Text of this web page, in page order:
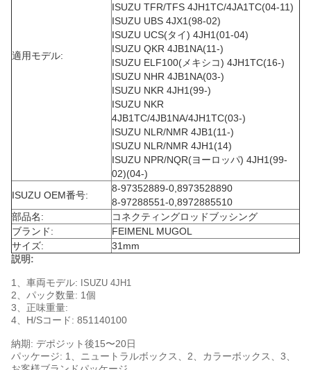
適用モデル:
ISUZU TFR/TFS 4JH1TC/4JA1TC(04-11)
ISUZU UBS 4JX1(98-02)
ISUZU UCS(タイ) 4JH1(01-04)
ISUZU QKR 4JB1NA(11-)
ISUZU ELF100(メキシコ) 4JH1TC(16-)
ISUZU NHR 4JB1NA(03-)
ISUZU NKR 4JH1(99-)
ISUZU NKR
4JB1TC/4JB1NA/4JH1TC(03-)
ISUZU NLR/NMR 4JB1(11-)
ISUZU NLR/NMR 4JH1(14)
ISUZU NPR/NQR(ヨーロッパ) 4JH1(99-
02)(04-)
ISUZU OEM番号:
8-97352889-0,8973528890
8-97288551-0,8972885510
部品名:
コネクティングロッドブッシング
ブランド:
FEIMENL MUGOL
サイズ:
31mm
説明:
1、車両モデル: ISUZU 4JH1
2、パック数量: 1個
3、正味重量:
4、H/Sコード: 851140100
納期: デポジット後15〜20日
パッケージ: 1、ニュートラルボックス、2、カラーボックス、3、